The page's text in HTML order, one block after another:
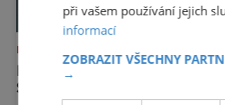
NEJKRÁSNĚJŠÍ PAMÁTKY
MODEL
SYNAGOGY V
při vašem používání jejich
informací
ZOBRAZIT VŠECHNY
→